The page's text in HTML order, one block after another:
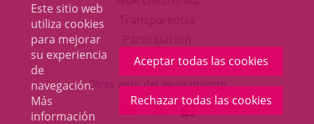
Este sitio web
utiliza cookies
para mejorar
su experiencia
de
navegación.
Más
información
Aceptar todas las cookies
Rechazar todas las cookies
en
una
ventana
nueva.
aplicación
externa.
Otras webs del ayuntamiento
ENLACEENLACEENLACE